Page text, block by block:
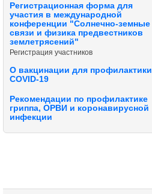
Регистрационная форма для
участия в международной
конференции "Солнечно-земные
связи и физика предвестников
землетрясений"
Регистрация участников
О вакцинации для профилактики
COVID-19
Рекомендации по профилактике
гриппа, ОРВИ и коронавирусной
инфекции